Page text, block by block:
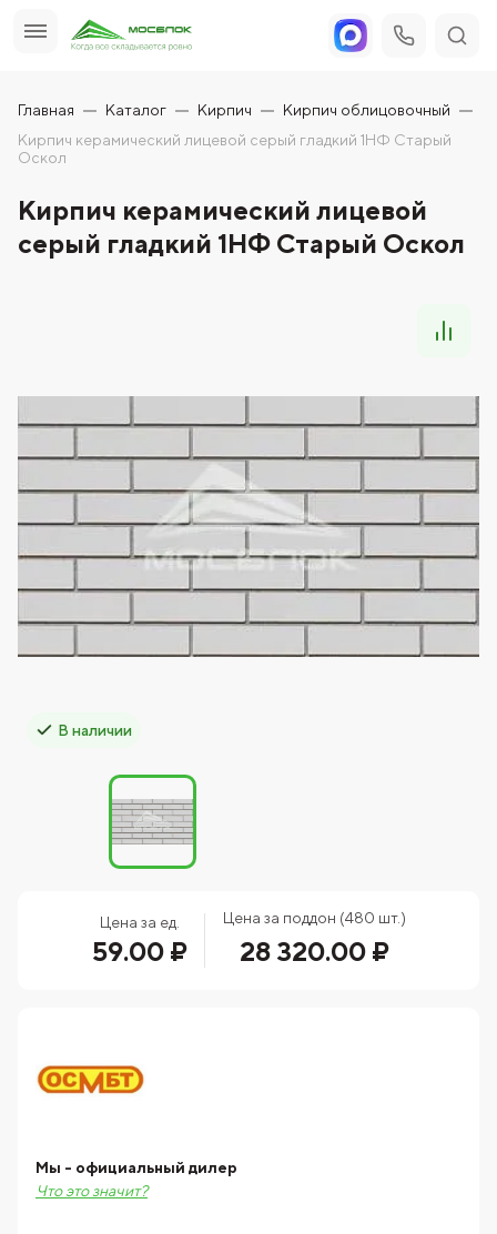
Главная Каталог Кирпич
Кирпич облицовочный
Кирпич керамический лицевой серый гладкий 1НФ Старый
Оскол
Кирпич керамический лицевой
серый гладкий 1НФ Старый Оскол
В наличии
Цена за ед.
59.00 ₽
Цена за поддон (480 шт.)
28 320.00 ₽
Мы - официальный дилер
Что это значит?